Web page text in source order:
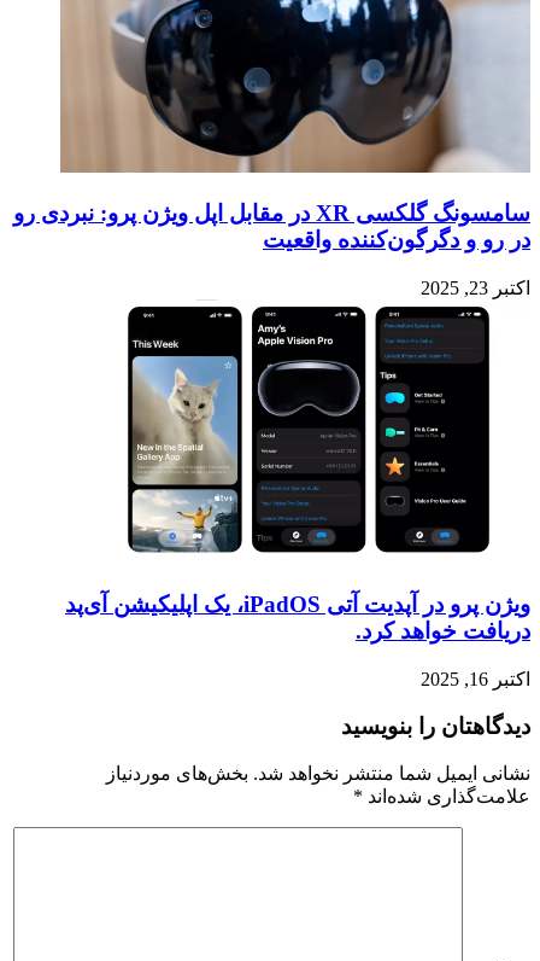
سامسونگ گلکسی XR در مقابل اپل ویژن پرو: نبردی رو
در رو و دگرگون‌کننده واقعیت
اکتبر 23, 2025
ویژن پرو در آپدیت آتی iPadOS، یک اپلیکیشن آی‌پد
دریافت خواهد کرد.
اکتبر 16, 2025
دیدگاهتان را بنویسید
نشانی ایمیل شما منتشر نخواهد شد. بخش‌های موردنیاز
علامت‌گذاری شده‌اند *